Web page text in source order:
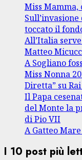
Miss Mamma,
toccato il
All’Italia
Matteo
A Sogliano
Miss Nonna
Diretta” su
Il Papa
del Monte la
di Pio VII
A Gatteo
I 10 post più